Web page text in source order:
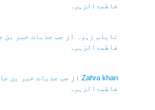
فاطمۃالزہرہ
نایاب زہرہ از جب جذبات خبر بن
فاطمۃالزہرہ
Zahra khanاز جب جذبات خبر بن
فاطمۃالزہرہ